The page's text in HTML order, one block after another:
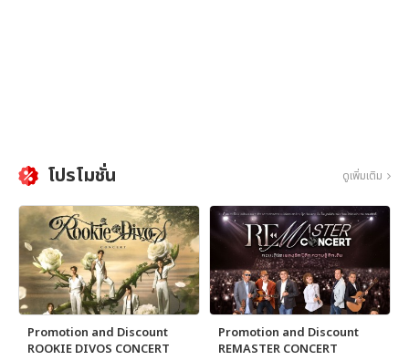
โปรโมชั่น ดูเพิ่มเติม
Promotion and Discount
ROOKIE DIVOS CONCERT
Promotion and Discount
REMASTER CONCERT